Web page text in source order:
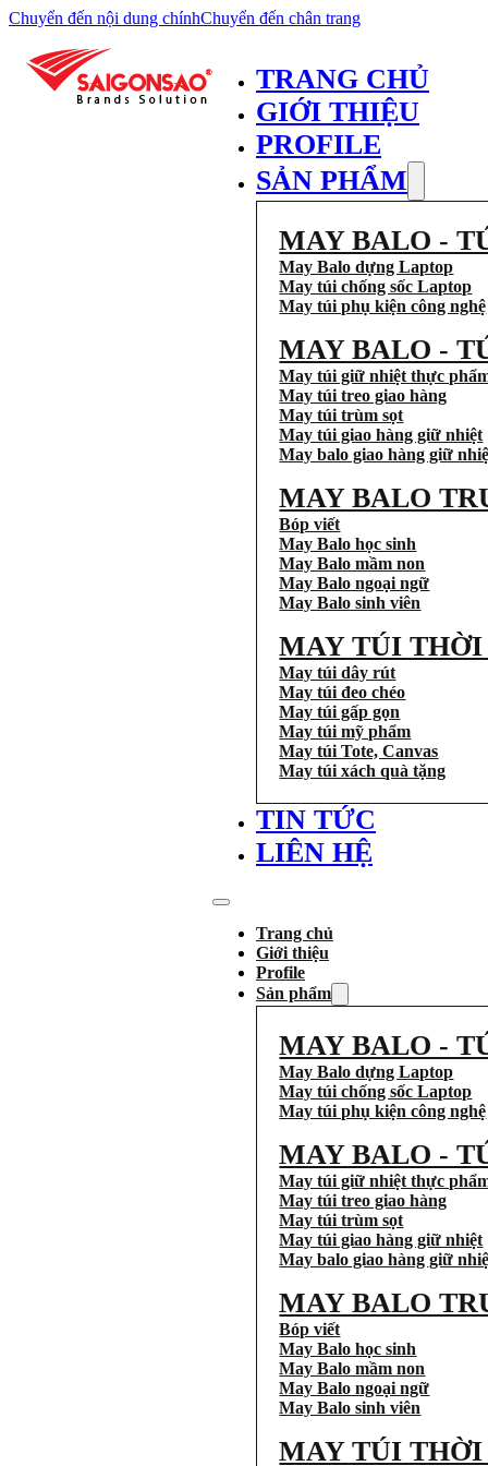
Chuyển đến nội dung chínhChuyển đến chân trang
TRANG CHỦ
GIỚI THIỆU
PROFILE
SẢN PHẨM
MAY BALO -
May Balo dựng Laptop
May túi chống sốc Laptop
May túi phụ kiện công nghệ
MAY BALO -
May túi giữ nhiệt thực
May túi treo giao hàng
May túi trùm sọt
May túi giao hàng giữ nhiệt
May balo giao hàng giữ
MAY BALO
Bóp viết
May Balo học sinh
May Balo mầm non
May Balo ngoại ngữ
May Balo sinh viên
MAY TÚI
May túi dây rút
May túi đeo chéo
May túi gấp gọn
May túi mỹ phẩm
May túi Tote, Canvas
May túi xách quà tặng
TIN TỨC
LIÊN HỆ
Trang chủ
Giới thiệu
Profile
Sản phẩm
MAY BALO -
May Balo dựng Laptop
May túi chống sốc Laptop
May túi phụ kiện công nghệ
MAY BALO -
May túi giữ nhiệt thực
May túi treo giao hàng
May túi trùm sọt
May túi giao hàng giữ nhiệt
May balo giao hàng giữ
MAY BALO
Bóp viết
May Balo học sinh
May Balo mầm non
May Balo ngoại ngữ
May Balo sinh viên
MAY TÚI